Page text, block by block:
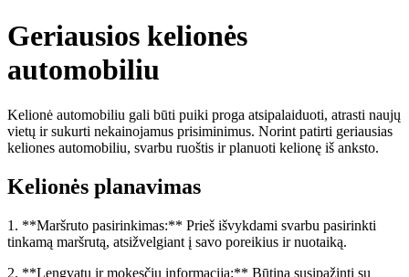
Geriausios kelionės
automobiliu
Kelionė automobiliu gali būti puiki proga atsipalaiduoti, atrasti naujų
vietų ir sukurti nekainojamus prisiminimus. Norint patirti geriausias
keliones automobiliu, svarbu ruoštis ir planuoti kelionę iš anksto.
Kelionės planavimas
1. **Maršruto pasirinkimas:** Prieš išvykdami svarbu pasirinkti
tinkamą maršrutą, atsižvelgiant į savo poreikius ir nuotaiką.
2. **Lengvatų ir mokesčių informacija:** Būtina susipažinti su